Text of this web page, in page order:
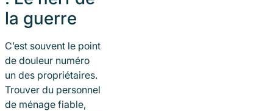
la guerre
C’est souvent le point
de douleur numéro
un des propriétaires.
Trouver du personnel
de ménage fiable,